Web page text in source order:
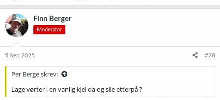
Finn Berger
Moderator
5 Sep 2025 #28
Per Berge skrev:
Lage vørter i en vanlig kjel da og sile etterpå ?